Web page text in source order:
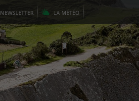
NEWSLETTER LA MÉTÉO